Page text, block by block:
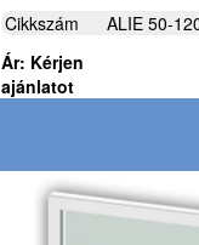
Cikkszám
ALIE 50-
Ár: Kérjen
ajánlatot